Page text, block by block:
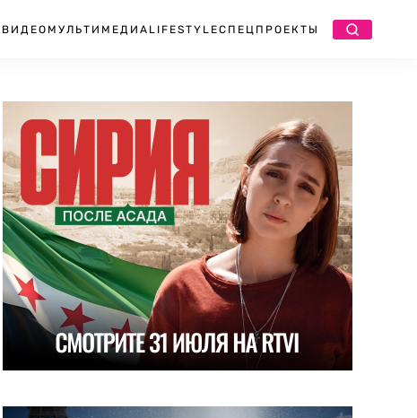
ВИДЕО МУЛЬТИМЕДИА LIFESTYLEСПЕЦПРОЕКТЫ